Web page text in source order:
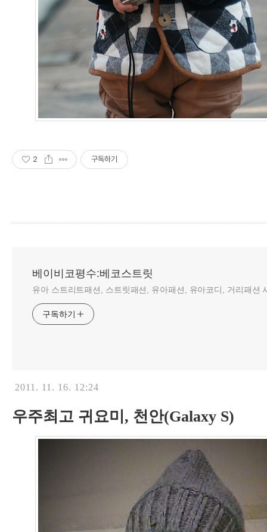
2 구독하기
베이비코평수:베코스트릿
유아 스트리트패션, 스트릿패션, 유아패션, 유아코디, 거리패션
구독하기
2011. 11. 16. 12:24
우주최고 귀요미, 천안(Galaxy S)